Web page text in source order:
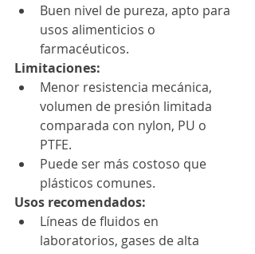
Buen nivel de pureza, apto para
usos alimenticios o
farmacéuticos.
Limitaciones:
Menor resistencia mecánica,
volumen de presión limitada
comparada con nylon, PU o
PTFE.
Puede ser más costoso que
plásticos comunes.
Usos recomendados:
Líneas de fluidos en
laboratorios, gases de alta